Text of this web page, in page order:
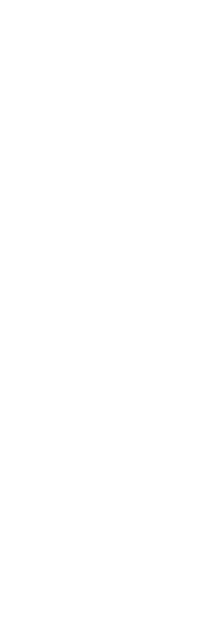
מעוררי שיח, עם צילומים